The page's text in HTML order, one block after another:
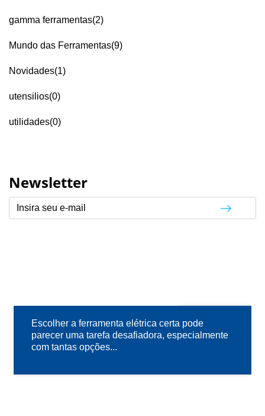
gamma ferramentas(2)
Mundo das Ferramentas(9)
Novidades(1)
utensilios(0)
utilidades(0)
Newsletter
10
SET
Escolher a ferramenta elétrica certa pode
parecer uma tarefa desafiadora, especialmente
com tantas opções...